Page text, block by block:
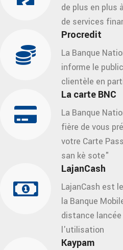
de plus en plus
de services
Procredit
La Banque
informe le
clientèle en
La carte BNC
La Banque
fière de vous
votre Carte
san kè sote"
LajanCash
LajanCash est
la Banque
distance lancée
l'utilisation
Kaypam